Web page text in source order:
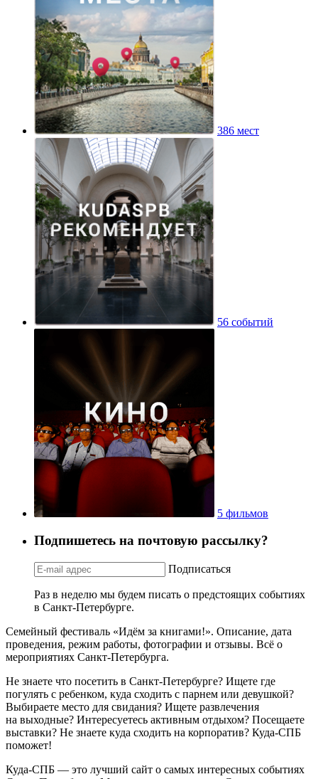
386 мест
56 событий
5 фильмов
Подпишетесь на почтовую рассылку?
Подписаться
Раз в неделю мы будем писать о предстоящих событиях
в Санкт-Петербурге.
Семейный фестиваль «Идём за книгами!». Описание, дата
проведения, режим работы, фотографии и отзывы. Всё о
мероприятиях Санкт-Петербурга.
Не знаете что посетить в Санкт-Петербурге? Ищете где
погулять с ребенком, куда сходить с парнем или девушкой?
Выбираете место для свидания? Ищете развлечения
на выходные? Интересуетесь активным отдыхом? Посещаете
выставки? Не знаете куда сходить на корпоратив? Куда-СПБ
поможет!
Куда-СПБ — это лучший сайт о самых интересных событиях